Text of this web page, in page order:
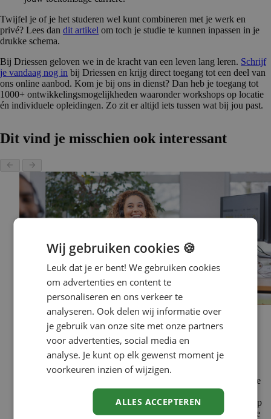
Twijfel je of je het studeren wel kunt combineren met je werk en
privé? Lees dan dit artikel om toch je studie te kunnen inpassen in je
drukke schema.
Bij Driessen geloven we in de kracht van een leven lang leren. Schrijf
je vandaag nog in bij Driessen en krijg direct toegang tot een deel van
ons online aanbod. Kom je bij ons in dienst? Dan heb je toegang tot
1000+ ontwikkelingsmogelijkheden waaronder workshops op locatie
én individuele opleidingen. Zo zit er altijd iets tussen wat bij jou past.
Dit vind je misschien ook interessant
Carrière
September is het nieuwe januari: 7
goede carrière­voor­ne­mens
De zomervakantie loopt ten einde. De koffers zijn uitgepakt, de
agenda stroomt weer vol en collega's zijn terug van vakantie.
Voor veel mensen voelt september als een nieuw begin. Ook op
carrièregebied. Misschien zelfs meer dan 1 januari. Gebruik die
Wij gebruiken cookies 🍪
Leuk dat je er bent! We gebruiken cookies
om advertenties en content te
personaliseren en ons verkeer te
analyseren. Ook delen wij informatie over
je gebruik van onze site met onze partners
voor advertenties, social media en
analyse. Je kunt op elk gewenst moment je
voorkeuren inzien of wijzigen.
ALLES ACCEPTEREN